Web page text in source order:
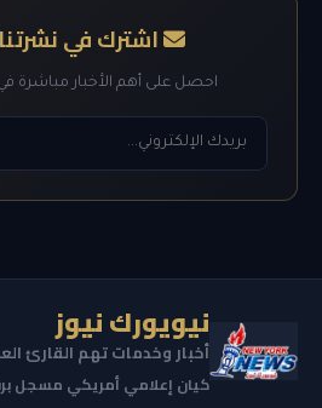
اشترك في
احصل على أهم الأخبار مباشرة في
نيويورك نيوز
أخبار وخدمات تهم القارئ
كيان إعلامي أمريكي مسجل برقم